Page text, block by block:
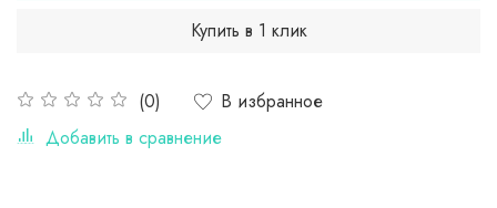
(0)
В избранное
Добавить в сравнение
Купить в 1 клик